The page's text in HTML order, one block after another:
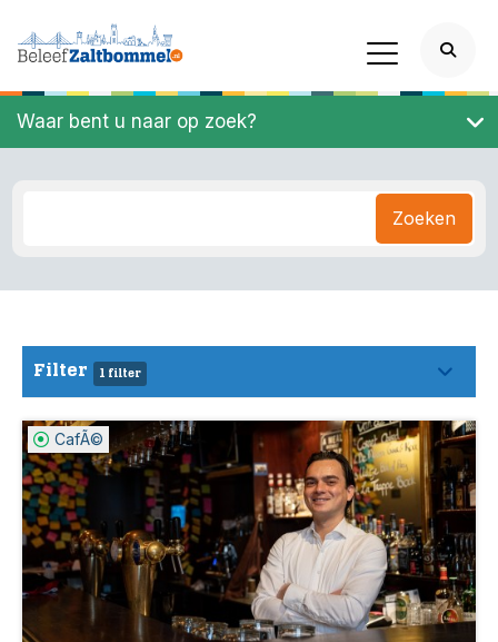
Waar bent u naar op zoek?
Zoeken
Filter 1 filter
CafÃ©